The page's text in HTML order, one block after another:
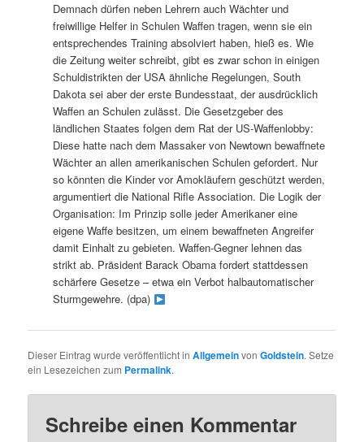
Demnach dürfen neben Lehrern auch Wächter und
freiwillige Helfer in Schulen Waffen tragen, wenn sie ein
entsprechendes Training absolviert haben, hieß es. Wie
die Zeitung weiter schreibt, gibt es zwar schon in einigen
Schuldistrikten der USA ähnliche Regelungen, South
Dakota sei aber der erste Bundesstaat, der ausdrücklich
Waffen an Schulen zulässt. Die Gesetzgeber des
ländlichen Staates folgen dem Rat der US-Waffenlobby:
Diese hatte nach dem Massaker von Newtown bewaffnete
Wächter an allen amerikanischen Schulen gefordert. Nur
so könnten die Kinder vor Amokläufern geschützt werden,
argumentiert die National Rifle Association. Die Logik der
Organisation: Im Prinzip solle jeder Amerikaner eine
eigene Waffe besitzen, um einem bewaffneten Angreifer
damit Einhalt zu gebieten. Waffen-Gegner lehnen das
strikt ab. Präsident Barack Obama fordert stattdessen
schärfere Gesetze – etwa ein Verbot halbautomatischer
Sturmgewehre. (dpa)
Dieser Eintrag wurde veröffentlicht inAllgemeinvonGoldstein. Setze
ein Lesezeichen zum Permalink.
Schreibe einen Kommentar